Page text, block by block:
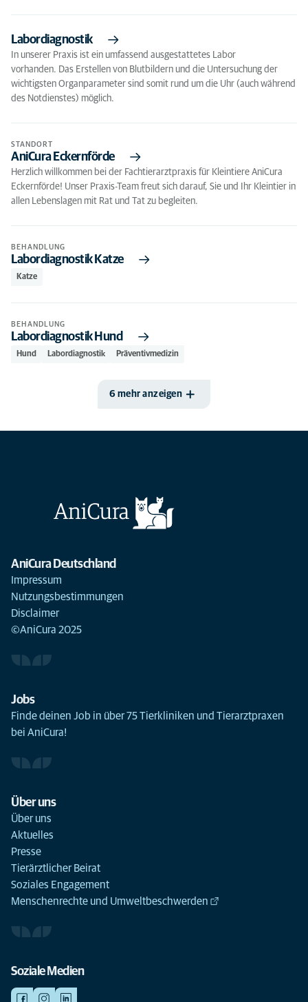
Labordiagnostik
In unserer Praxis ist ein umfassend ausgestattetes Labor
vorhanden. Das Erstellen von Blutbildern und die Untersuchung der
wichtigsten Organparameter sind somit rund um die Uhr (auch während
des Notdienstes) möglich.
STANDORT
AniCura Eckernförde
Herzlich willkommen bei der Fachtierarztpraxis für Kleintiere AniCura
Eckernförde! Unser Praxis-Team freut sich darauf, Sie und Ihr Kleintier in
allen Lebenslagen mit Rat und Tat zu begleiten.
BEHANDLUNG
Labordiagnostik Katze
Katze
BEHANDLUNG
Labordiagnostik Hund
Hund Labordiagnostik Präventivmedizin
6 mehr anzeigen
AniCura Deutschland
Impressum
Nutzungsbestimmungen
Disclaimer
©AniCura 2025
Jobs
Finde deinen Job in über 75 Tierkliniken und Tierarztpraxen
bei AniCura!
Über uns
Über uns
Aktuelles
Presse
Tierärztlicher Beirat
Soziales Engagement
Menschenrechte und Umweltbeschwerden
Soziale Medien